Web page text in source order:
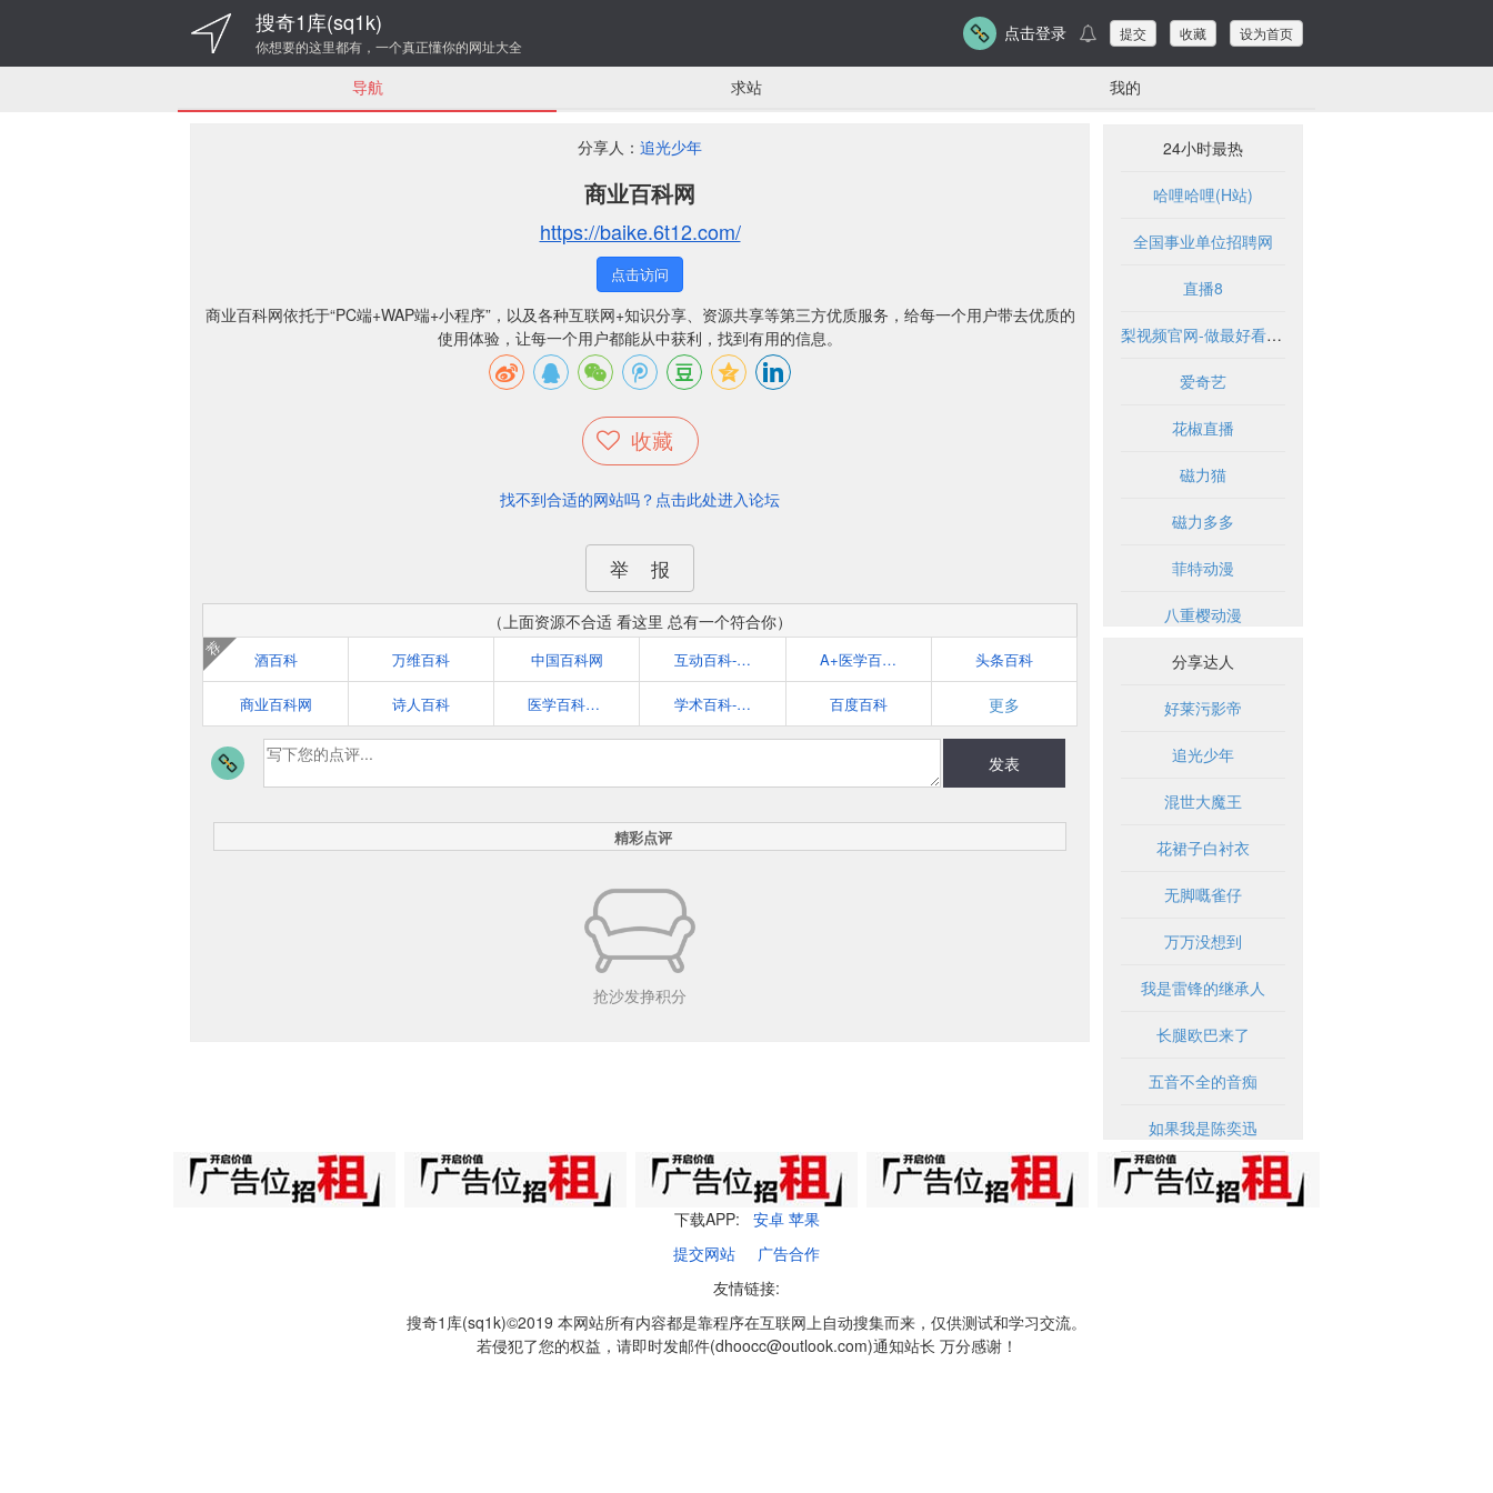
搜奇1库(sq1k)
你想要的这里都有，一个真正懂你的网址大全
点击登录 提交 收藏 设为首页
导航 求站 我的
分享人： 追光少年
商业百科网
https://baike.6t12.com/
点击访问
商业百科网依托于“PC端+WAP端+小程序”，以及各种互联网+知识分享、资源共享等第三方优质服务，给每一个用户带去优质的
使用体验，让每一个用户都能从中获利，找到有用的信息。
收藏
找不到合适的网站吗？点击此处进入论坛
举 报
（上面资源不合适 看这里 总有一个符合你）
酒百科
荐
万维百科 中国百科网 互动百科-百科更权威 A+医学百科, 在线医学百科全书 头条百科
商业百科网 诗人百科 医学百科_公益靠谱的医学知识宝库_医学网 学术百科-知网空间 百度百科 更多
发表
精彩点评
抢沙发挣积分
24小时最热
哈哩哈哩(H站)
全国事业单位招聘网
直播8
梨视频官网-做最好看的资讯短视频-Pear Video
爱奇艺
花椒直播
磁力猫
磁力多多
菲特动漫
八重樱动漫
分享达人
好莱污影帝
追光少年
混世大魔王
花裙子白衬衣
无脚嘅雀仔
万万没想到
我是雷锋的继承人
长腿欧巴来了
五音不全的音痴
如果我是陈奕迅
下载APP: 安卓 苹果
提交网站
广告合作
友情链接:
搜奇1库(sq1k)©2019 本网站所有内容都是靠程序在互联网上自动搜集而来，仅供测试和学习交流。
若侵犯了您的权益，请即时发邮件(dhoocc@outlook.com)通知站长 万分感谢！